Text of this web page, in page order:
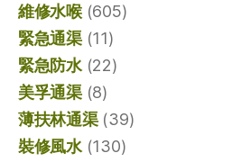
維修水喉(605)
緊急通渠(11)
緊急防水(22)
美孚通渠(8)
薄扶林通渠(39)
裝修風水(130)